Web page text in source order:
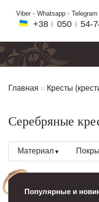
Viber • Whatsapp • Telegram
+38﹙ 050 ﹚54-7
+38(068) 97
Главная » Кресты
Серебряные
Материал
Популярные и